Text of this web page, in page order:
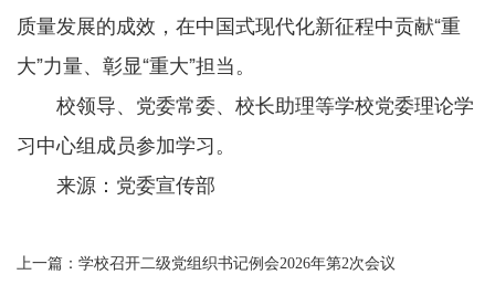
质量发展的成效，在中国式现代化新征程中贡献“重
大”力量、彰显“重大”担当。
校领导、党委常委、校长助理等学校党委理论学
习中心组成员参加学习。
来源：党委宣传部
上一篇： 学校召开二级党组织书记例会2026年第2次会议